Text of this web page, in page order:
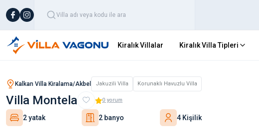
Kiralık Villalar Kiralık Villa Tipleri
Kalkan Villa Kiralama/Akbel Jakuzili Villa Korunaklı Havuzlu Villa
Villa Montela 0 yorum
2 yatak 2 banyo 4 Kişilik